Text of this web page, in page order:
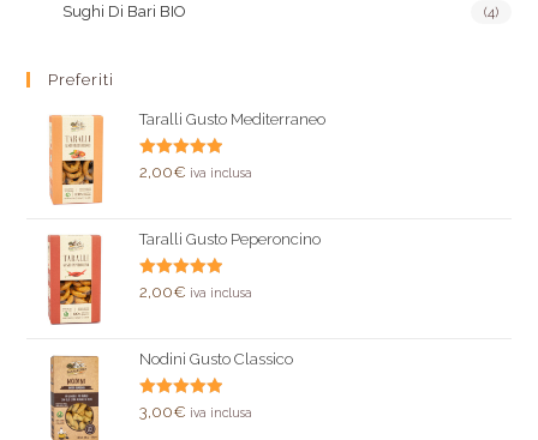
Sughi Di Bari BIO (4)
Preferiti
Taralli Gusto Mediterraneo
Valutato
2,00€ iva inclusa
Taralli Gusto Peperoncino
Valutato
2,00€ iva inclusa
Nodini Gusto Classico
Valutato
3,00€ iva inclusa